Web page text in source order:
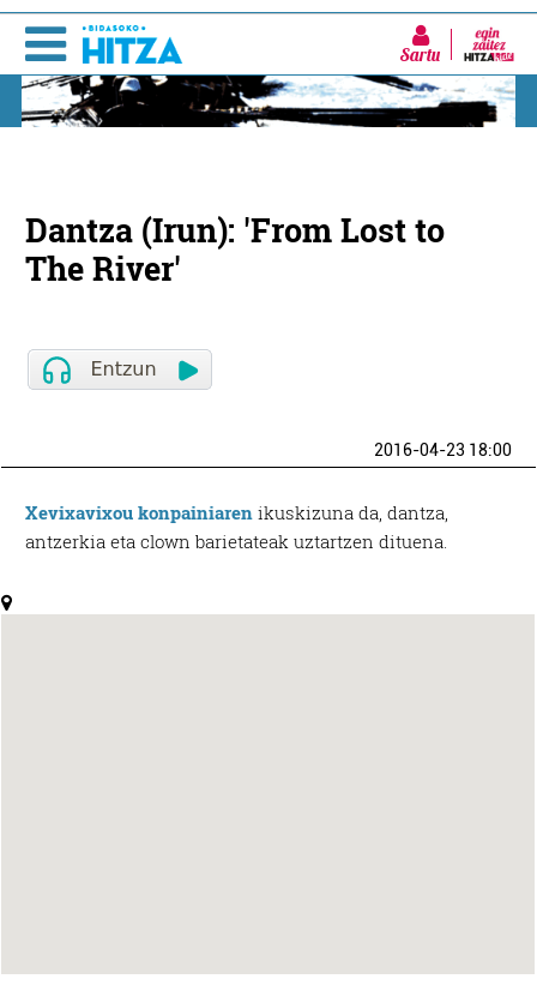
Sartu
Dantza (Irun): 'From Lost to
The River'
2016-04-23 18:00
Xevixavixou konpainiaren ikuskizuna da, dantza,
antzerkia eta clown barietateak uztartzen dituena.